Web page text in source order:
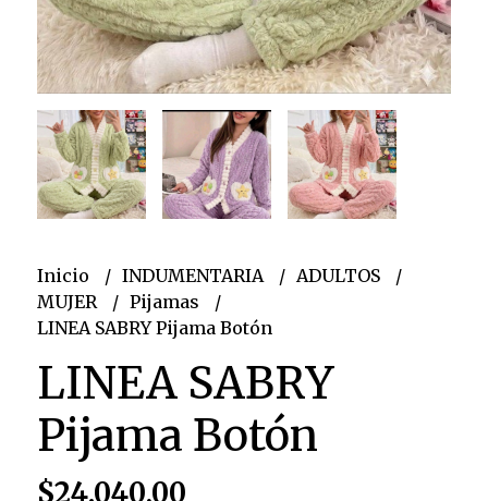
Inicio INDUMENTARIA
ADULTOS
MUJER
Pijamas
LINEA SABRY Pijama Botón
LINEA SABRY
Pijama Botón
$24.040,00